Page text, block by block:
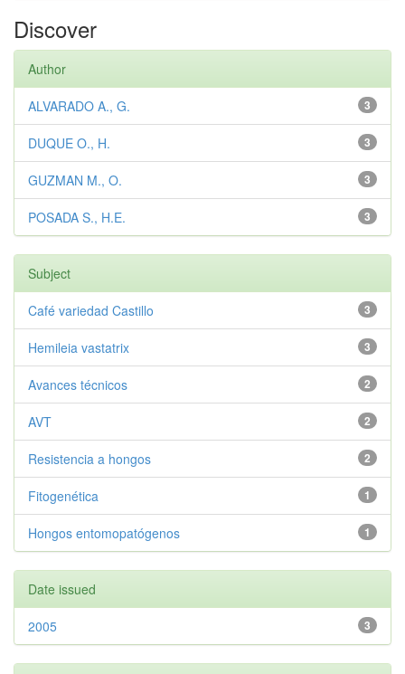
Discover
Author
3
ALVARADO A., G.
3
DUQUE O., H.
3
GUZMAN M., O.
3
POSADA S., H.E.
Subject
3
Café variedad Castillo
3
Hemileia vastatrix
2
Avances técnicos
2
AVT
2
Resistencia a hongos
1
Fitogenética
1
Hongos entomopatógenos
Date issued
3
2005